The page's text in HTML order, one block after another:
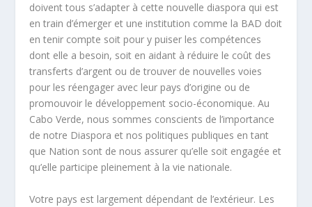
doivent tous s’adapter à cette nouvelle diaspora qui est
en train d’émerger et une institution comme la BAD doit
en tenir compte soit pour y puiser les compétences
dont elle a besoin, soit en aidant à réduire le coût des
transferts d’argent ou de trouver de nouvelles voies
pour les réengager avec leur pays d’origine ou de
promouvoir le développement socio-économique. Au
Cabo Verde, nous sommes conscients de l’importance
de notre Diaspora et nos politiques publiques en tant
que Nation sont de nous assurer qu’elle soit engagée et
qu’elle participe pleinement à la vie nationale.
Votre pays est largement dépendant de l’extérieur. Les